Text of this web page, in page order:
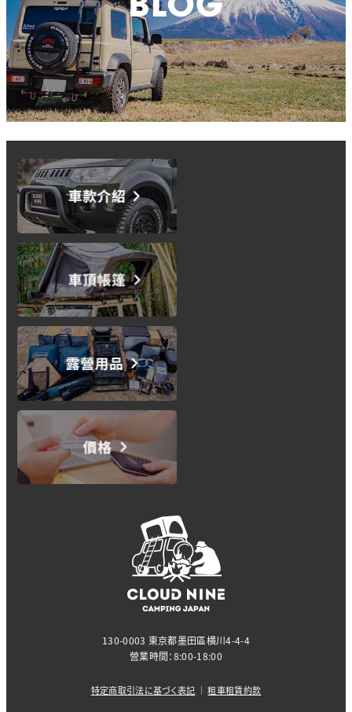
130-0003 東京都墨田區横川4-4-4
營業時間：8:00-18:00
特定商取引法に基づく表記 ｜租車租賃約款